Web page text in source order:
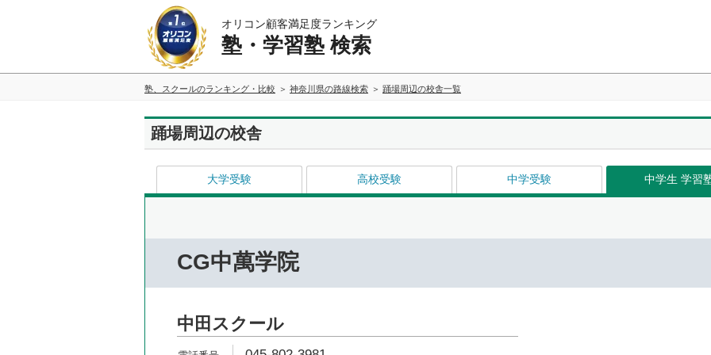
オリコン顧客満足度ランキング
塾・学習塾 検索
塾、スクールのランキング・比較 神奈川県の路線検索 踊場周辺の校舎一覧
踊場周辺の校舎
大学受験 高校受験 中学受験 中学生 学習
CG中萬学院
中田スクール